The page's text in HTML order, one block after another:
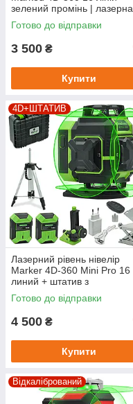
зелений промінь | лазерна
рулетка | штатив з
мікроліфтом
Готово до відправки
3 500 ₴
Купити
4D+ШТАТИВ
Лазерний рівень нівелір
Marker 4D-360 Mini Pro 16
линий + штатив з
мікроліфтом
Готово до відправки
4 500 ₴
Купити
Відкалібрований